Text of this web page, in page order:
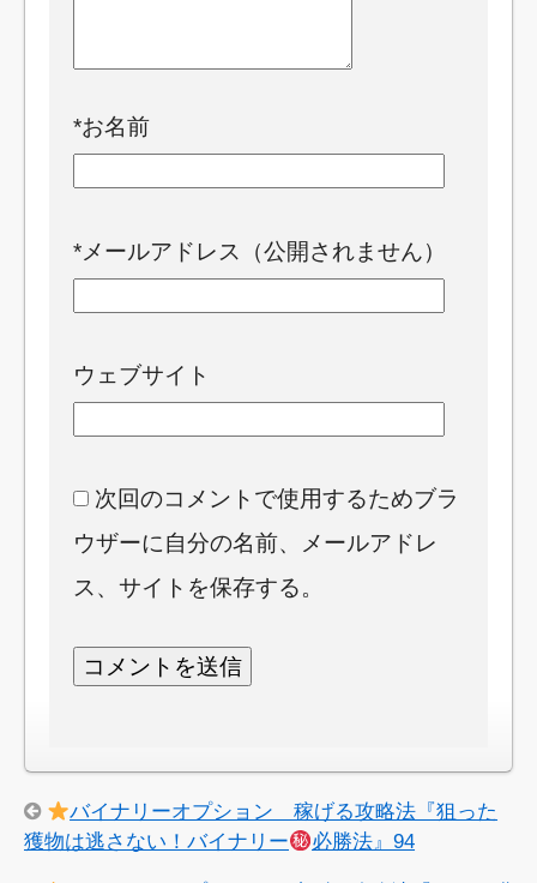
*お名前
*メールアドレス（公開されません）
ウェブサイト
次回のコメントで使用するためブラ
ウザーに自分の名前、メールアドレ
ス、サイトを保存する。
バイナリーオプション 稼げる攻略法『狙った
獲物は逃さない！バイナリー
必勝法』94